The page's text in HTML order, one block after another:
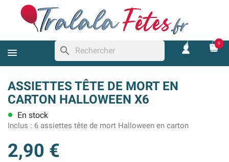
search
0
ASSIETTES TÊTE DE MORT EN
CARTON HALLOWEEN X6
lens En stock
Inclus : 6 assiettes tête de mort Halloween en carton
2,90 €